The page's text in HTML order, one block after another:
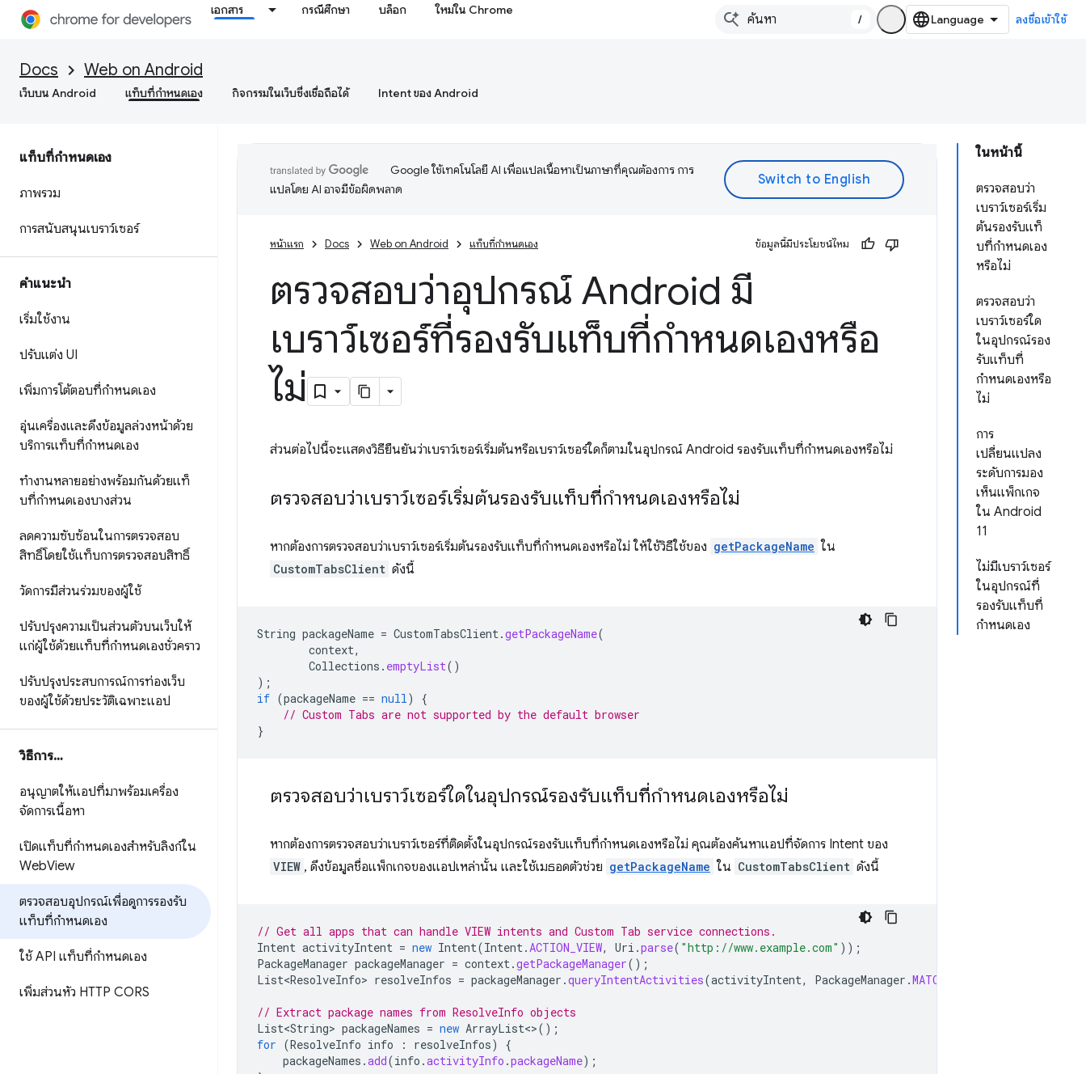
เอกสาร กรณีศึกษา บล็อก ใหม่ใน Chrome
/ ลงชื่อเข้าใช้
Docs Web on Android
เว็บบน Android แท็บที่กำหนดเอง กิจกรรมในเว็บซึ่งเชื่อถือได้ Intent ของ Android
แท็บที่กำหนดเอง
ภาพรวม
การสนับสนุนเบราว์เซอร์
คำแนะนำ
เริ่มใช้งาน
ปรับแต่ง UI
เพิ่มการโต้ตอบที่กำหนดเอง
อุ่นเครื่องและดึงข้อมูลล่วงหน้าด้วย
บริการแท็บที่กำหนดเอง
ทำงานหลายอย่างพร้อมกันด้วยแท็
บที่กำหนดเองบางส่วน
ลดความซับซ้อนในการตรวจสอบ
สิทธิ์โดยใช้แท็บการตรวจสอบสิทธิ์
วัดการมีส่วนร่วมของผู้ใช้
ปรับปรุงความเป็นส่วนตัวบนเว็บให้
แก่ผู้ใช้ด้วยแท็บที่กำหนดเองชั่วคราว
ปรับปรุงประสบการณ์การท่องเว็บ
ของผู้ใช้ด้วยประวัติเฉพาะแอป
วิธีการ…
อนุญาตให้แอปที่มาพร้อมเครื่อง
จัดการเนื้อหา
เปิดแท็บที่กำหนดเองสำหรับลิงก์ใน
WebView
ตรวจสอบอุปกรณ์เพื่อดูการรองรับ
แท็บที่กำหนดเอง
ใช้ API แท็บที่กำหนดเอง
เพิ่มส่วนหัว HTTP CORS
ในหน้านี้
ตรวจสอบว่า
เบราว์เซอร์เริ่ม
ต้นรองรับแท็
บที่กำหนดเอง
หรือไม่
ตรวจสอบว่า
เบราว์เซอร์ใด
ในอุปกรณ์รอง
รับแท็บที่
กำหนดเองหรือ
ไม่
การ
เปลี่ยนแปลง
ระดับการมอง
เห็นแพ็กเกจ
ใน Android
11
ไม่มีเบราว์เซอร์
ในอุปกรณ์ที่
รองรับแท็บที่
กำหนดเอง
Google ใช้เทคโนโลยี AI เพื่อแปลเนื้อหาเป็นภาษาที่คุณต้องการ การ
แปลโดย AI อาจมีข้อผิดพลาด
หน้าแรก Docs Web on Android แท็บที่กำหนดเอง ข้อมูลนี้มีประโยชน์ไหม
ตรวจสอบว่าอุปกรณ์ Android มี
เบราว์เซอร์ที่รองรับแท็บที่กำหนดเองหรือ
ไม่
ส่วนต่อไปนี้จะแสดงวิธียืนยันว่าเบราว์เซอร์เริ่มต้นหรือเบราว์เซอร์ใดก็ตามในอุปกรณ์ Android รองรับแท็บที่กำหนดเองหรือไม่
ตรวจสอบว่าเบราว์เซอร์เริ่มต้นรองรับแท็บที่กำหนดเองหรือไม่
หากต้องการตรวจสอบว่าเบราว์เซอร์เริ่มต้นรองรับแท็บที่กำหนดเองหรือไม่ ให้ใช้วิธีใช้ของ getPackageName ใน
CustomTabsClient ดังนี้
String packageName = CustomTabsClient.getPackageName(
context,
Collections . emptyList()
);
if (packageName == null)
{
// Custom Tabs are not supported by the default browser
}
ตรวจสอบว่าเบราว์เซอร์ใดในอุปกรณ์รองรับแท็บที่กำหนดเองหรือไม่
หากต้องการตรวจสอบว่าเบราว์เซอร์ที่ติดตั้งในอุปกรณ์รองรับแท็บที่กำหนดเองหรือไม่ คุณต้องค้นหาแอปที่จัดการ Intent ของ
VIEW , ดึงข้อมูลชื่อแพ็กเกจของแอปเหล่านั้น และใช้เมธอดตัวช่วย getPackageName ใน CustomTabsClient ดังนี้
// Get all apps that can handle VIEW intents and Custom Tab service connections.
Intent activityIntent = new Intent(Intent.ACTION_VIEW, Uri .parse( "http://www.example.com" ));
PackageManager packageManager = context.getPackageManager();
List<ResolveInfo> resolveInfos = packageManager .queryIntentActivities(activityIntent, PackageManager .MATCH_ALL
// Extract package names from ResolveInfo objects
List<String> packageNames = new ArrayList<>();
for (ResolveInfo info : resolveInfos)
{
packageNames .add(info .activityInfo .packageName);